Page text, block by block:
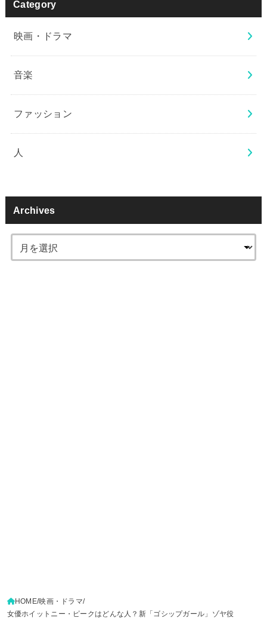
Category
映画・ドラマ
音楽
ファッション
人
Archives
HOME 映画・ドラマ
女優ホイットニー・ピークはどんな人？新「ゴシップガール」ゾヤ役